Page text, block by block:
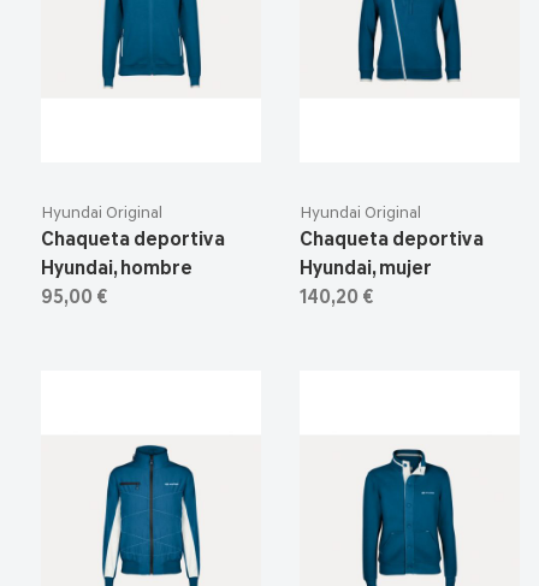
Hyundai Original
Chaqueta deportiva
Hyundai, hombre
95,00 €
Hyundai Original
Chaqueta deportiva
Hyundai, mujer
140,20 €